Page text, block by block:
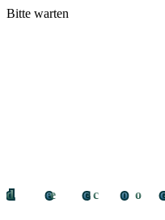
Bitte warten
deco